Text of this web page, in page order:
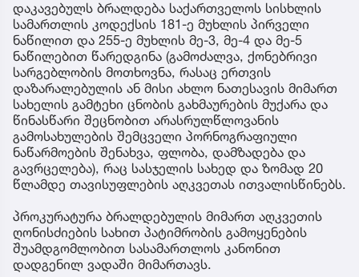
დაკავებულს ბრალდება საქართველოს სისხლის
სამართლის კოდექსის 181-ე მუხლის პირველი
ნაწილით და 255-ე მუხლის მე-3, მე-4 და მე-5
ნაწილებით წარედგინა (გამოძალვა, ქონებრივი
სარგებლობის მოთხოვნა, რასაც ერთვის
დაზარალებულის ან მისი ახლო ნათესავის მიმართ
სახელის გამტეხი ცნობის გახმაურების მუქარა და
წინასწარი შეცნობით არასრულწლოვანის
გამოსახულების შემცველი პორნოგრაფიული
ნაწარმოების შენახვა, ფლობა, დამზადება და
გავრცელება), რაც სასჯელის სახედ და ზომად 20
წლამდე თავისუფლების აღკვეთას ითვალისწინებს.
პროკურატურა ბრალდებულის მიმართ აღკვეთის
ღონისძიების სახით პატიმრობის გამოყენების
შუამდგომლობით სასამართლოს კანონით
დადგენილ ვადაში მიმართავს.